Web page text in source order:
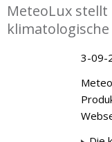
MeteoLux
3-09-